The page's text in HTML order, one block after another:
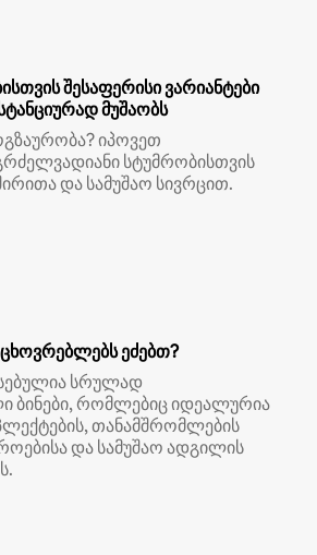
შესაფერისი ვარიანტები
მუშაობს
იპოვეთ
სტუმრობისთვის
და სამუშაო სივრცით.
ეძებთ?
სრულად
ბინები, რომლებიც იდეალურია
თანამშრომლების
და სამუშაო ადგილის